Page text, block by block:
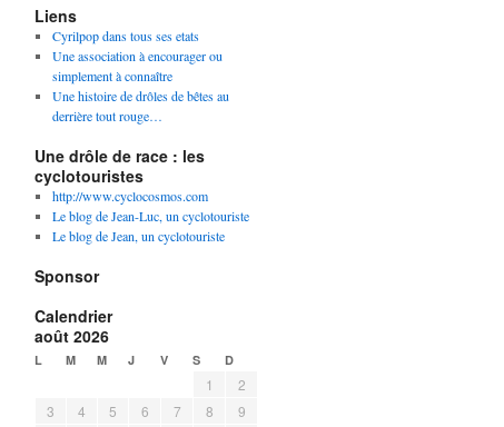
Liens
Cyrilpop dans tous ses etats
Une association à encourager ou
simplement à connaître
Une histoire de drôles de bêtes au
derrière tout rouge…
Une drôle de race : les
cyclotouristes
http://www.cyclocosmos.com
Le blog de Jean-Luc, un cyclotouriste
Le blog de Jean, un cyclotouriste
Sponsor
Calendrier
août 2026
L M M J V S D
1
2
3
4 5 6 7 8
9